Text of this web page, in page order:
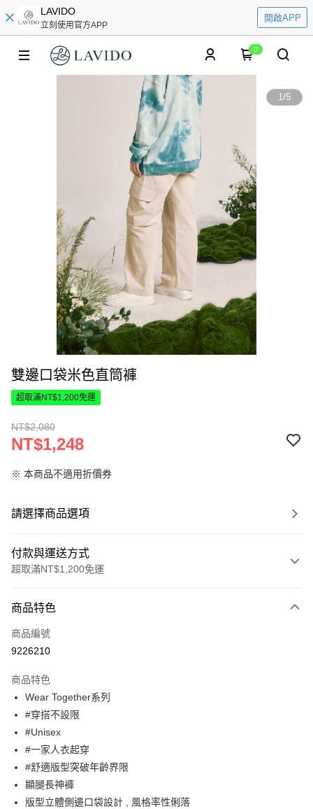
LAVIDO
立刻使用官方APP
開啟APP
0
1/5
雙邊口袋米色直筒褲
超取滿NT$1,200免運
NT$2,080
NT$1,248
※ 本商品不適用折價券
請選擇商品選項
付款與運送方式
超取滿NT$1,200免運
信用卡一次付款
超商取貨付款
街口支付
悠遊付
大哥付你分期
相關說明
【大哥付你分期使用說明】
1.本服務由台灣大哥大提供，台灣大哥大用戶可立即使用無須另外申請。
2.付款方式選擇「大哥付你分期」，訂單成立後會自動跳轉到大哥付的交易
ATM付款
商品特色
商品編號
9226210
商品特色
Wear Together系列
#穿搭不設限
#Unisex
#一家人衣起穿
#舒適版型突破年齡界限
顯腿長神褲
版型立體側邊口袋設計 , 風格率性俐落